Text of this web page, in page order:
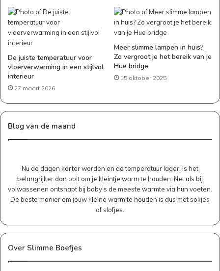
De juiste temperatuur voor
vloerverwarming in een stijlvol
interieur
27 maart 2026
Meer slimme lampen in huis?
Zo vergroot je het bereik van je
Hue bridge
15 oktober 2025
Blog van de maand
Nu de dagen korter worden en de temperatuur lager, is het
belangrijker dan ooit om je kleintje warm te houden. Net als bij
volwassenen ontsnapt bij baby’s de meeste warmte via hun voeten.
De beste manier om jouw kleine warm te houden is dus met sokjes
of slofjes.
Over Slimme Boefjes